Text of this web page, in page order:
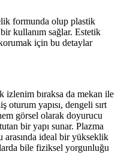
formunda olup plastik
kullanım sağlar. Estetik
için bu detaylar
bıraksa da mekan ile
oturum yapısı, dengeli sırt
görsel olarak doyurucu
bir yapı sunar. Plazma
arasında ideal bir yükseklik
bile fiziksel yorgunluğu